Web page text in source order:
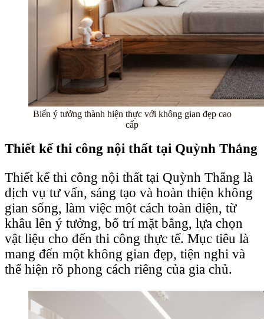
Biến ý tưởng thành hiện thực với không gian đẹp cao
cấp
Thiết kế thi công nội thất tại Quỳnh Thắng
Thiết kế thi công nội thất tại Quỳnh Thắng là
dịch vụ tư vấn, sáng tạo và hoàn thiện không
gian sống, làm việc một cách toàn diện, từ
khâu lên ý tưởng, bố trí mặt bằng, lựa chọn
vật liệu cho đến thi công thực tế. Mục tiêu là
mang đến một không gian đẹp, tiện nghi và
thể hiện rõ phong cách riêng của gia chủ.